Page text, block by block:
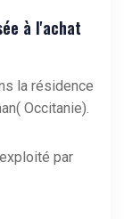
à l'achat
la résidence
Occitanie).
par